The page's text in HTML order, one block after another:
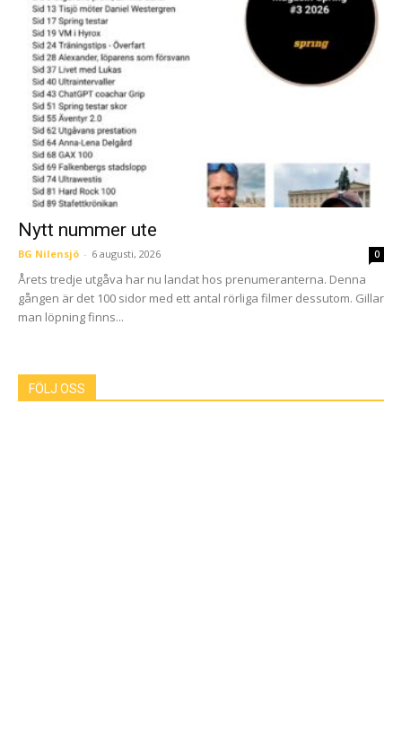
Nytt nummer ute
BG Nilensjö - 6 augusti, 2026 0
Årets tredje utgåva har nu landat hos prenumeranterna. Denna
gången är det 100 sidor med ett antal rörliga filmer dessutom. Gillar
man löpning finns...
FÖLJ OSS